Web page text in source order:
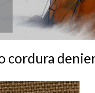
cordura